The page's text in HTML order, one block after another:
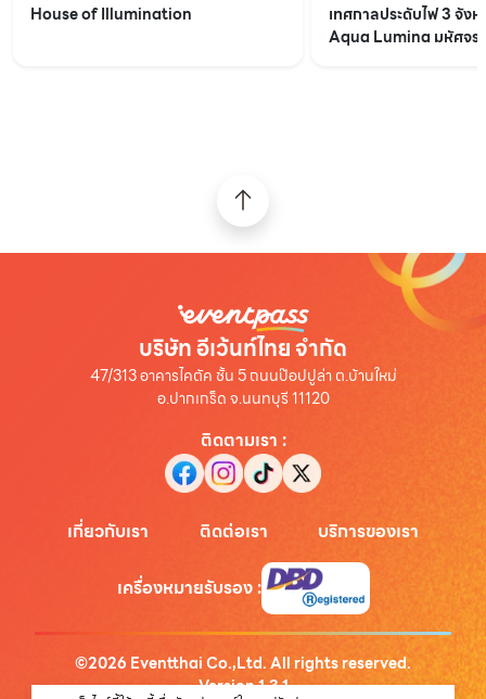
House of Illumination
เทศกาลประดับไฟ 3 จัง
Aqua Lumina มหัศจร
บริษัท อีเว้นท์ไทย จำกัด
47/313 อาคารไคตัค ชั้น 5 ถนนป๊อปปูล่า ต.บ้านใหม่
อ.ปากเกร็ด จ.นนทบุรี 11120
ติดตามเรา :
เกี่ยวกับเรา ติดต่อเรา บริการของเรา
เครื่องหมายรับรอง:
©2026 Eventthai Co.,Ltd. All rights reserved.
Version1.3.1